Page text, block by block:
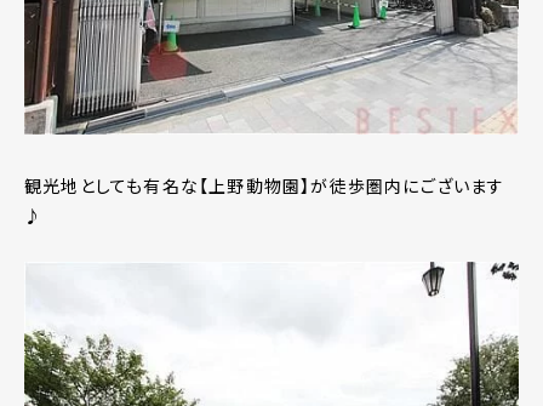
観光地としても有名な【上野動物園】が徒歩圏内にございます
♪